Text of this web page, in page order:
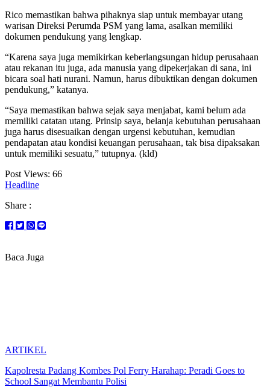
Rico memastikan bahwa pihaknya siap untuk membayar utang
warisan Direksi Perumda PSM yang lama, asalkan memiliki
dokumen pendukung yang lengkap.
“Karena saya juga memikirkan keberlangsungan hidup perusahaan
atau rekanan itu juga, ada manusia yang dipekerjakan di sana, ini
bicara soal hati nurani. Namun, harus dibuktikan dengan dokumen
pendukung,” katanya.
“Saya memastikan bahwa sejak saya menjabat, kami belum ada
memiliki catatan utang. Prinsip saya, belanja kebutuhan perusahaan
juga harus disesuaikan dengan urgensi kebutuhan, kemudian
pendapatan atau kondisi keuangan perusahaan, tak bisa dipaksakan
untuk memiliki sesuatu,” tutupnya. (kld)
Post Views: 66
Headline
Share :
Baca Juga
ARTIKEL
Kapolresta Padang Kombes Pol Ferry Harahap: Peradi Goes to
School Sangat Membantu Polisi